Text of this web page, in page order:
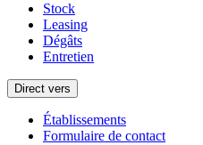
Stock
Leasing
Dégâts
Entretien
Direct vers
Établissements
Formulaire de contact